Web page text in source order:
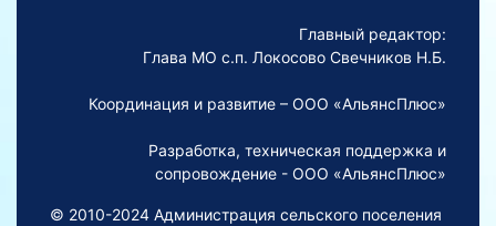
Главный редактор:
Глава МО с.п. Локосово Свечников Н.Б.
Координация и развитие – ООО «АльянсПлюс»
Разработка, техническая поддержка и
сопровождение - ООО «АльянсПлюс»
© 2010-2024 Администрация сельского поселения